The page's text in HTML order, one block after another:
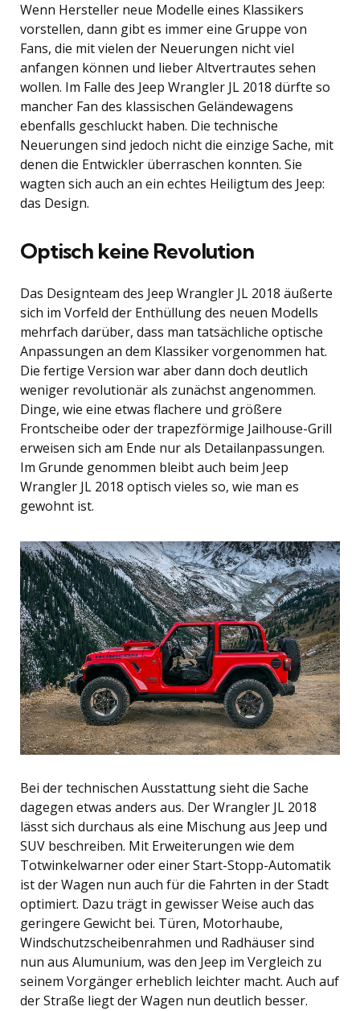
Wenn Hersteller neue Modelle eines Klassikers
vorstellen, dann gibt es immer eine Gruppe von
Fans, die mit vielen der Neuerungen nicht viel
anfangen können und lieber Altvertrautes sehen
wollen. Im Falle des Jeep Wrangler JL 2018 dürfte so
mancher Fan des klassischen Geländewagens
ebenfalls geschluckt haben. Die technische
Neuerungen sind jedoch nicht die einzige Sache, mit
denen die Entwickler überraschen konnten. Sie
wagten sich auch an ein echtes Heiligtum des Jeep:
das Design.
Optisch keine Revolution
Das Designteam des Jeep Wrangler JL 2018 äußerte
sich im Vorfeld der Enthüllung des neuen Modells
mehrfach darüber, dass man tatsächliche optische
Anpassungen an dem Klassiker vorgenommen hat.
Die fertige Version war aber dann doch deutlich
weniger revolutionär als zunächst angenommen.
Dinge, wie eine etwas flachere und größere
Frontscheibe oder der trapezförmige Jailhouse-Grill
erweisen sich am Ende nur als Detailanpassungen.
Im Grunde genommen bleibt auch beim Jeep
Wrangler JL 2018 optisch vieles so, wie man es
gewohnt ist.
Bei der technischen Ausstattung sieht die Sache
dagegen etwas anders aus. Der Wrangler JL 2018
lässt sich durchaus als eine Mischung aus Jeep und
SUV beschreiben. Mit Erweiterungen wie dem
Totwinkelwarner oder einer Start-Stopp-Automatik
ist der Wagen nun auch für die Fahrten in der Stadt
optimiert. Dazu trägt in gewisser Weise auch das
geringere Gewicht bei. Türen, Motorhaube,
Windschutzscheibenrahmen und Radhäuser sind
nun aus Alumunium, was den Jeep im Vergleich zu
seinem Vorgänger erheblich leichter macht. Auch auf
der Straße liegt der Wagen nun deutlich besser.